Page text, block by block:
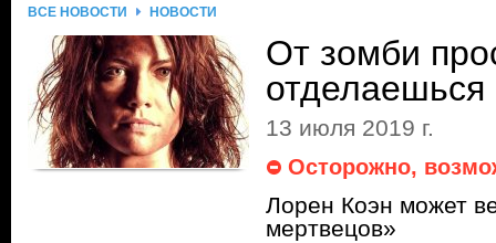
ВСЕ НОВОСТИ НОВОСТИ
От зомби
отделаешься
13 июля 2019 г.
Осторожно,
Лорен Коэн может
мертвецов»